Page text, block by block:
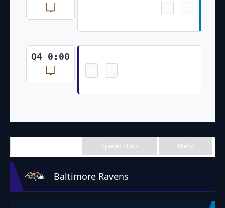
Q4 0:00
Spieler Stats Mehr
Baltimore Ravens